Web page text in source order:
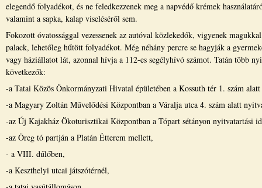
elegendő folyadékot, és ne feledkezzenek meg a napvédő krémek
valamint a sapka, kalap viseléséről sem.
Fokozott óvatossággal vezessenek az autóval közlekedők, vigyenek
palack, lehetőleg hűtött folyadékot. Még néhány percre se hagyják a
vagy háziállatot lát, azonnal hívja a 112-es segélyhívó számot. Tatán több
következők:
-a Tatai Közös Önkormányzati Hivatal épületében a Kossuth tér 1. szám
-a Magyary Zoltán Művelődési Központban a Váralja utca 4. szám alatt
-az Új Kajakház Ökoturisztikai Központban a Tópart sétányon nyitvatartási
-az Öreg tó partján a Platán Étterem mellett,
- a VIII. dűlőben,
-a Keszthelyi utcai játszótérnél,